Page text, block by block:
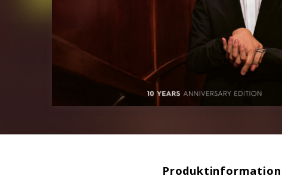
Produktinformation